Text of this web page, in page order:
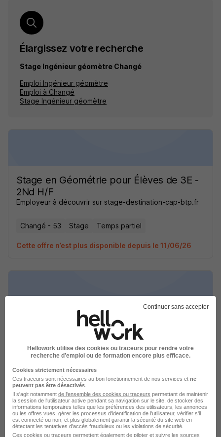
Élargissez votre recherche
Stage Ingénieur géomètre Changé
Emploi Ingénieur géomètre
Emploi à Changé
Stage Ingénieur géomètre
Stage en Géométrie pour Élèves de 3E -
2Nd H/F
Employeur à découvrir sur stage-destination-cap-btp.fr
Changé - 53 Stage Temps partiel
Cette offre n’est plus disponible depuis le 11/06/26
Stage en Géométrie pour Élèves de 3E -
Changé - 53 Stage
Cette offre n’est plus disponible depuis le 11/06/26
Continuer sans accepter
Hellowork utilise des cookies ou traceurs pour rendre votre
recherche d’emploi ou de formation encore plus efficace.
Cookies strictement nécessaires
Ces traceurs sont nécessaires au bon fonctionnement de nos services et ne
peuvent pas être désactivés
Il s'agit notamment de l'ensemble des cookies ou traceurs permettant de maintenir
la session de l'utilisateur active pendant sa navigation sur le site, de stocker des
informations temporaires telles que les préférences des utilisateurs, les annonces
ou les offres vues, gérer les processus d'identification de l'utilisateur, vérifier s'il
est connecté ou non, et plus globalement garantir la sécurité du site web en
détectant les tentatives d'accès frauduleux ou les violations de sécurité.
Ces cookies ou traceurs permettent également de piloter et suivre les sources